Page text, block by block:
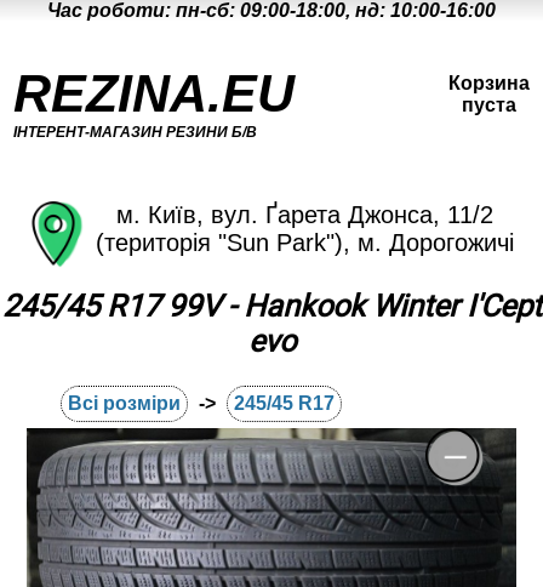
Час роботи: пн-сб: 09:00-18:00, нд: 10:00-16:00
REZINA.EU
ІНТЕРЕНТ-МАГАЗИН РЕЗИНИ Б/В
м. Київ, вул. Ґарета Джонса, 11/2
(територія "Sun Park"), м. Дорогожичі
Корзина
пуста
245/45 R17 99V - Hankook Winter I'Cept
evo
Всі розміри -> 245/45 R17